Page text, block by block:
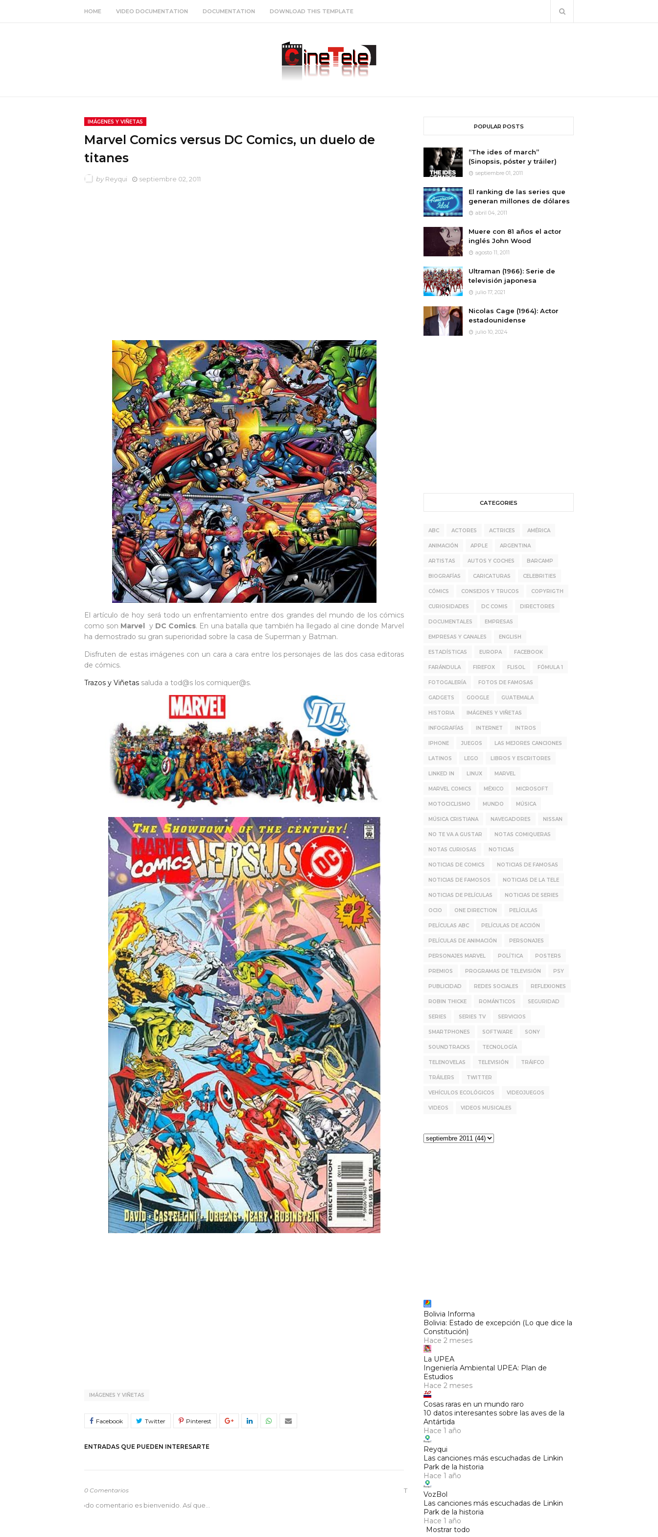
HOME VIDEO DOCUMENTATION DOCUMENTATION DOWNLOAD THIS TEMPLATE
IMÁGENES Y VIÑETAS
Marvel Comics versus DC Comics, un duelo de
titanes
by Reyqui septiembre 02, 2011
El artículo de hoy será todo un enfrentamiento entre dos grandes del mundo de los cómics
como son Marvel y DC Comics. En una batalla que también ha llegado al cine donde Marvel
ha demostrado su gran superioridad sobre la casa de Superman y Batman.
Disfruten de estas imágenes con un cara a cara entre los personajes de las dos casa editoras
de cómics.
Trazos y Viñetas saluda a tod@s los comiquer@s.
IMÁGENES Y VIÑETAS
ENTRADAS QUE PUEDEN INTERESARTE
0 Comentarios
T
odo comentario es bienvenido. Así que...
POPULAR POSTS
“The ides of march”
(Sinopsis, póster y tráiler)
septiembre 01, 2011
El ranking de las series que
generan millones de dólares
abril 04, 2011
Muere con 81 años el actor
inglés John Wood
agosto 11, 2011
Ultraman (1966): Serie de
televisión japonesa
julio 17, 2021
Nicolas Cage (1964): Actor
estadounidense
julio 10, 2024
CATEGORIES
ABC ACTORES ACTRICES AMÉRICA
ANIMACIÓN APPLE ARGENTINA
ARTISTAS AUTOS Y COCHES BARCAMP
BIOGRAFÍAS CARICATURAS CELEBRITIES
CÓMICS CONSEJOS Y TRUCOS COPYRIGTH
CURIOSIDADES DC COMIS DIRECTORES
DOCUMENTALES EMPRESAS
EMPRESAS Y CANALES ENGLISH
ESTADÍSTICAS EUROPA FACEBOOK
FARÁNDULA FIREFOX FLISOL FÓMULA 1
FOTOGALERÍA FOTOS DE FAMOSAS
GADGETS GOOGLE GUATEMALA
HISTORIA IMÁGENES Y VIÑETAS
INFOGRAFÍAS INTERNET INTROS
IPHONE JUEGOS LAS MEJORES CANCIONES
LATINOS LEGO LIBROS Y ESCRITORES
LINKED IN LINUX MARVEL
MARVEL COMICS MÉXICO MICROSOFT
MOTOCICLISMO MUNDO MÚSICA
MÚSICA CRISTIANA NAVEGADORES NISSAN
NO TE VA A GUSTAR NOTAS COMIQUERAS
NOTAS CURIOSAS NOTICIAS
NOTICIAS DE COMICS NOTICIAS DE FAMOSAS
NOTICIAS DE FAMOSOS NOTICIAS DE LA TELE
NOTICIAS DE PELÍCULAS NOTICIAS DE SERIES
OCIO ONE DIRECTION PELÍCULAS
PELÍCULAS ABC PELÍCULAS DE ACCIÓN
PELÍCULAS DE ANIMACIÓN PERSONAJES
PERSONAJES MARVEL POLÍTICA POSTERS
PREMIOS PROGRAMAS DE TELEVISIÓN PSY
PUBLICIDAD REDES SOCIALES REFLEXIONES
ROBIN THICKE ROMÁNTICOS SEGURIDAD
SERIES SERIES TV SERVICIOS
SMARTPHONES SOFTWARE SONY
SOUNDTRACKS TECNOLOGÍA
TELENOVELAS TELEVISIÓN TRÁIFCO
TRÁILERS TWITTER
VEHÍCULOS ECOLÓGICOS VIDEOJUEGOS
VIDEOS VIDEOS MUSICALES
Bolivia Informa
Bolivia: Estado de excepción (Lo que dice la
Constitución)
Hace 2 meses
La UPEA
Ingeniería Ambiental UPEA: Plan de
Estudios
Hace 2 meses
Cosas raras en un mundo raro
10 datos interesantes sobre las aves de la
Antártida
Hace 1 año
Reyqui
Las canciones más escuchadas de Linkin
Park de la historia
Hace 1 año
VozBol
Las canciones más escuchadas de Linkin
Park de la historia
Hace 1 año
Mostrar todo